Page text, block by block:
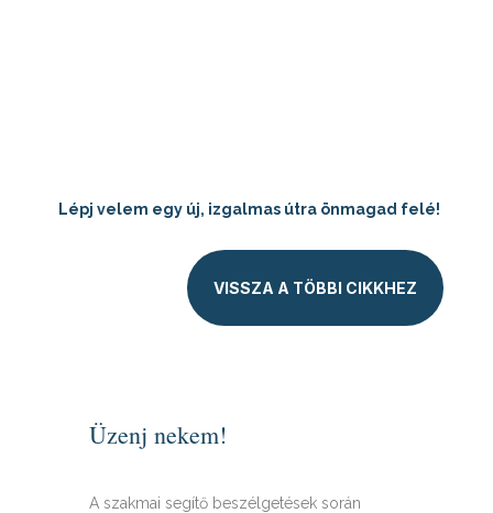
Lépj velem egy új, izgalmas útra önmagad felé!
VISSZA A TÖBBI CIKKHEZ
Üzenj nekem!
A szakmai segítő beszélgetések során